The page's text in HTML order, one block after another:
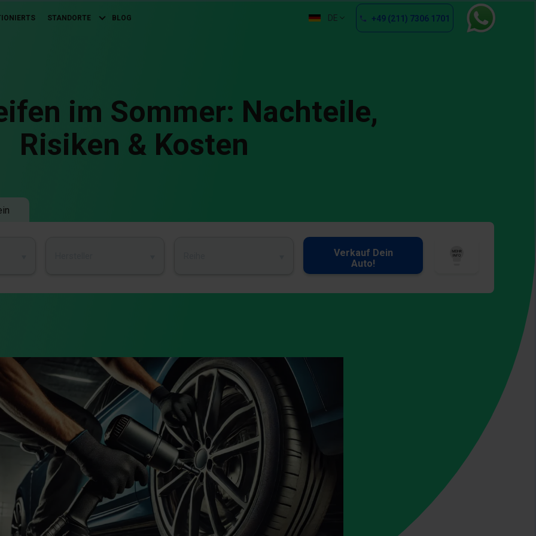
STANDORTE BLOG DE +49 (211) 7306 1701
im Sommer: Nachteile,
Risiken & Kosten
Verkauf Dein
Auto!